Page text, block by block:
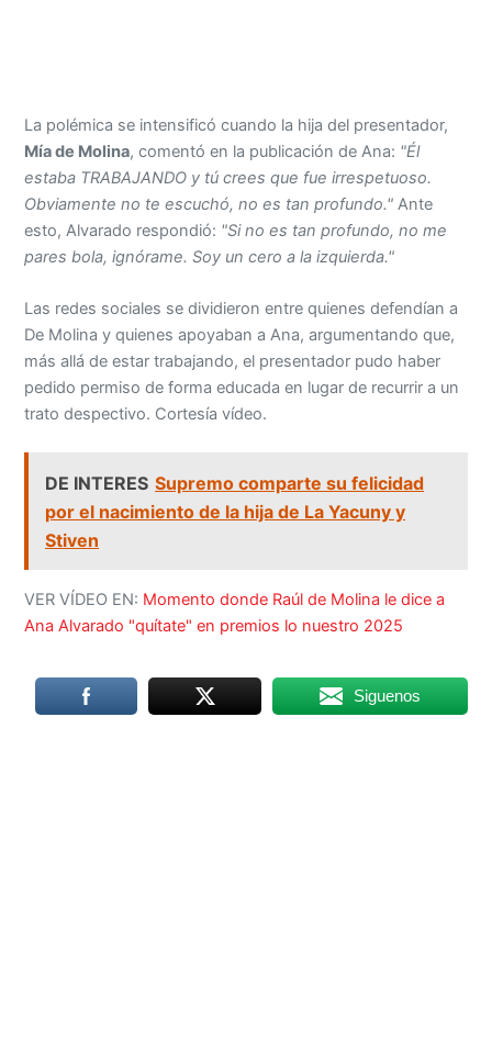
La polémica se intensificó cuando la hija del presentador,
Mía de Molina, comentó en la publicación de Ana: "Él
estaba TRABAJANDO y tú crees que fue irrespetuoso.
Obviamente no te escuchó, no es tan profundo." Ante
esto, Alvarado respondió: "Si no es tan profundo, no me
pares bola, ignórame. Soy un cero a la izquierda."
Las redes sociales se dividieron entre quienes defendían a
De Molina y quienes apoyaban a Ana, argumentando que,
más allá de estar trabajando, el presentador pudo haber
pedido permiso de forma educada en lugar de recurrir a un
trato despectivo. Cortesía vídeo.
DE INTERES Supremo comparte su felicidad
por el nacimiento de la hija de La Yacuny y
Stiven
VER VÍDEO EN: Momento donde Raúl de Molina le dice a
Ana Alvarado "quítate" en premios lo nuestro 2025
Siguenos